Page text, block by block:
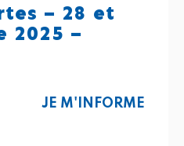
– 28 et
2025 –
JE M'INFORME